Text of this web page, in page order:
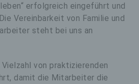
erfolgreich eingeführt und
Vereinbarkeit von Familie und
steht bei uns an
von praktizierenden
damit die Mitarbeiter die